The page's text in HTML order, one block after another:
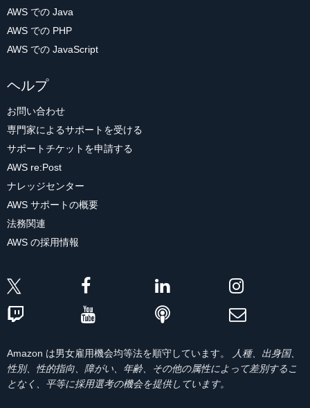
AWS での Java
AWS での PHP
AWS での JavaScript
ヘルプ
お問い合わせ
専門家によるサポートを受ける
サポートチケットを申請する
AWS re:Post
ナレッジセンター
AWS サポートの概要
法務関連
AWS の採用情報
Amazon は男女雇用機会均等法を順守しています。
人種、出身国、
性別、性的指向、障がい、年齢、その他の属性によって差別するこ
となく、平等に採用選考の機会を提供しています。